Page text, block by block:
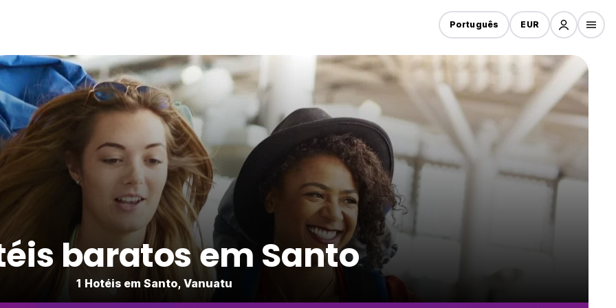
Português EUR
baratos em Santo
1 Hotéis em Santo, Vanuatu